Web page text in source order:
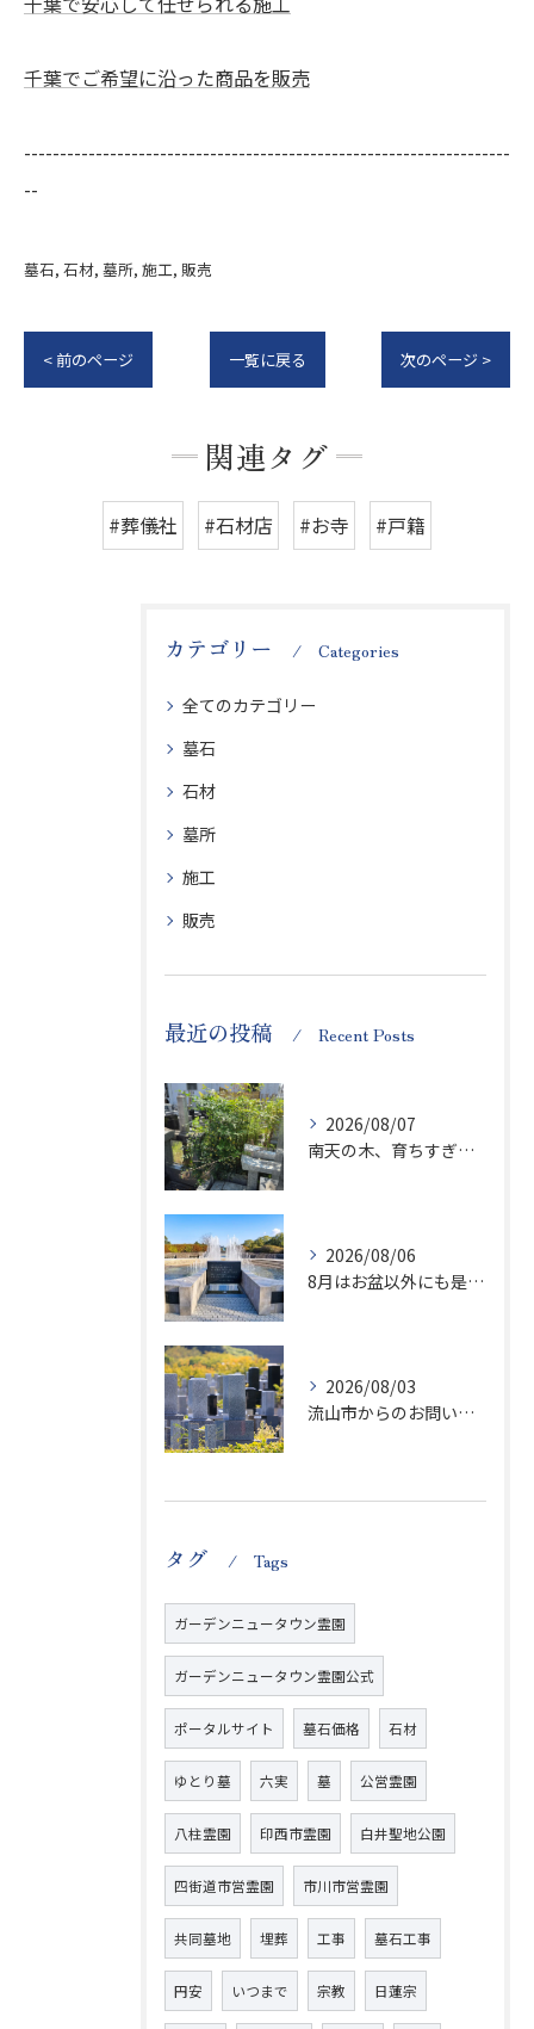
千葉でご希望に沿った商品を販売
--------------------------------------------------------------------
--
墓石 石材 墓所 施工 販売
< 前のページ 一覧に戻る 次のページ >
関連タグ
#葬儀社 #石材店 #お寺 #戸籍
カテゴリー Categories
全てのカテゴリー
墓石
石材
墓所
施工
販売
最近の投稿 Recent Posts
2026/08/07
南天の木、育ちすぎます…笑
2026/08/06
8月はお盆以外にも是非ご供養の気持ちを！
2026/08/03
流山市からのお問い合わせが急増中です、かなり悪質な業者さんとお寺さんらしいです
タグ Tags
ガーデンニュータウン霊園
ガーデンニュータウン霊園公式
ポータルサイト 墓石価格 石材
ゆとり墓 六実 墓 公営霊園
八柱霊園 印西市霊園 白井聖地公園
四街道市営霊園 市川市営霊園
共同墓地 埋葬 工事 墓石工事
円安 いつまで 宗教 日蓮宗